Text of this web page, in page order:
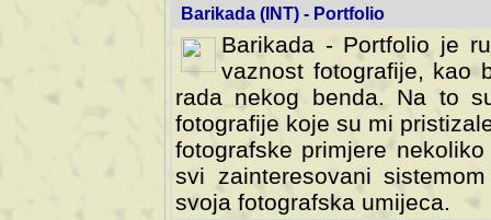
Barikada (INT) - Portfolio
Barikada - Portfolio je
vaznost fotografije, kao
rada nekog benda. Na to
fotografije koje su mi
fotografske primjere
svi zainteresovani
svoja fotografska umijeca.